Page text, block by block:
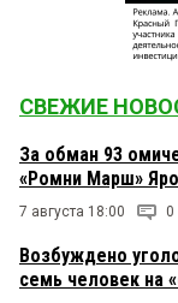
СВЕЖИЕ
За обман 93
«Ромни Марш»
7 августа 18:00 0
Возбуждено
семь человек на